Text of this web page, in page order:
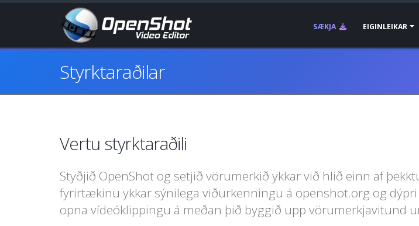
SÆKJA EIGINLEIKAR
Styrktaraðilar
Vertu styrktaraðili
Styðjið OpenShot og setjið vörumerkið ykkar við hlið einn af
fyrirtækinu ykkar sýnilega viðurkenningu á openshot.org og
opna vídeóklippingu á meðan þið byggið upp vörumerkjavitund